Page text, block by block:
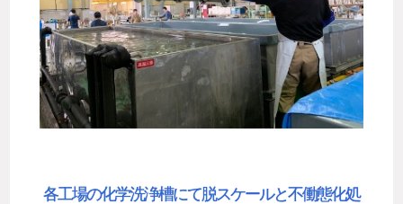
各工場の化学洗浄槽にて脱スケールと不働態化処